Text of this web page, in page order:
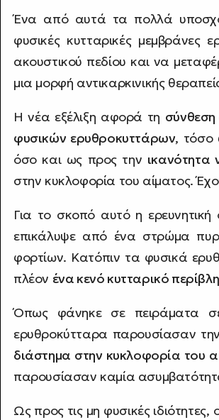
Ένα από αυτά τα πολλά
φυσικές κυτταρικές μεμβράνες
ακουστικού πεδίου και να
μια μορφή αντικαρκινικής
Η νέα εξέλιξη αφορά τη
φυσικών ερυθροκυττάρων, τόσο
όσο και ως προς την ικανότητα
στην κυκλοφορία του αίματος.
Για το σκοπό αυτό η
επικάλυψε από ένα στρώμα
φορτίων. Κατόπιν τα φυσικά
πλέον ένα κενό κυτταρικό
Όπως φάνηκε σε πειράματα
ερυθροκύτταρα παρουσίασαν την
διάστημα στην κυκλοφορία του
παρουσίασαν καμία
Ως προς τις μη φυσικές ιδιότητες,